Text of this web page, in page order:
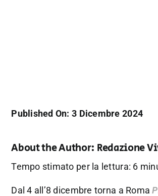
Published On: 3 Dicembre 2024
About the Author: Redazione
Tempo stimato per la lettura: 6
Dal 4 all’8 dicembre torna a Roma